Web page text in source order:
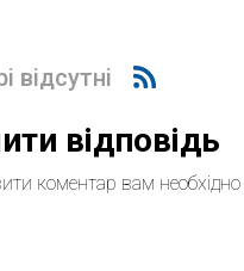
відсутні
відповідь
коментар вам необхідно